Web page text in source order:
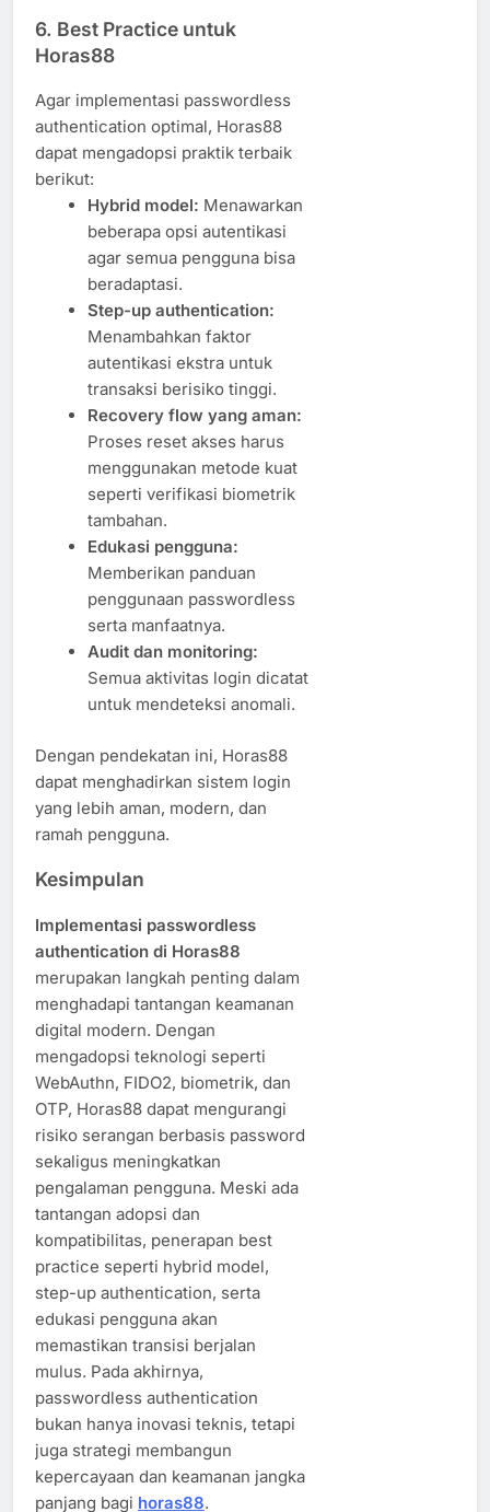
6. Best Practice untuk
Horas88
Agar implementasi passwordless
authentication optimal, Horas88
dapat mengadopsi praktik terbaik
berikut:
Hybrid model: Menawarkan
beberapa opsi autentikasi
agar semua pengguna bisa
beradaptasi.
Step-up authentication:
Menambahkan faktor
autentikasi ekstra untuk
transaksi berisiko tinggi.
Recovery flow yang aman:
Proses reset akses harus
menggunakan metode kuat
seperti verifikasi biometrik
tambahan.
Edukasi pengguna:
Memberikan panduan
penggunaan passwordless
serta manfaatnya.
Audit dan monitoring:
Semua aktivitas login dicatat
untuk mendeteksi anomali.
Dengan pendekatan ini, Horas88
dapat menghadirkan sistem login
yang lebih aman, modern, dan
ramah pengguna.
Kesimpulan
Implementasi passwordless
authentication di Horas88
merupakan langkah penting dalam
menghadapi tantangan keamanan
digital modern. Dengan
mengadopsi teknologi seperti
WebAuthn, FIDO2, biometrik, dan
OTP, Horas88 dapat mengurangi
risiko serangan berbasis password
sekaligus meningkatkan
pengalaman pengguna. Meski ada
tantangan adopsi dan
kompatibilitas, penerapan best
practice seperti hybrid model,
step-up authentication, serta
edukasi pengguna akan
memastikan transisi berjalan
mulus. Pada akhirnya,
passwordless authentication
bukan hanya inovasi teknis, tetapi
juga strategi membangun
kepercayaan dan keamanan jangka
panjang bagi horas88.